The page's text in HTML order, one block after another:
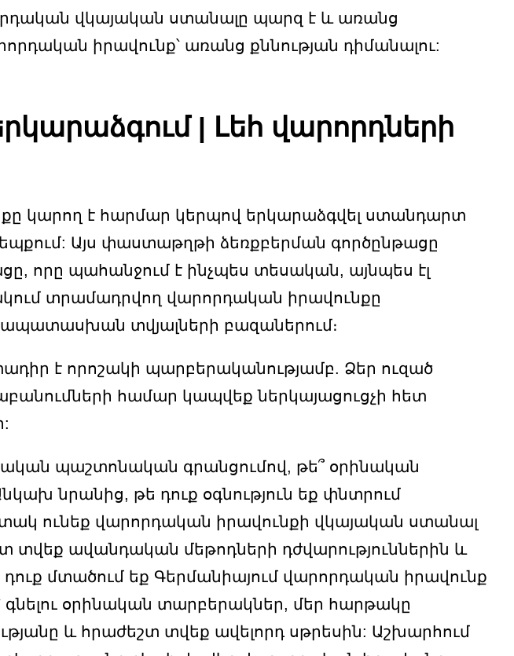
վկայական ստանալը պարզ է և առանց
իրավունք՝ առանց քննության դիմանալու:
| Լեհ վարորդների
կարող է հարմար կերպով երկարաձգվել ստանդարտ
Այս փաստաթղթի ձեռքբերման գործընթացը
որը պահանջում է ինչպես տեսական, այնպես էլ
տրամադրվող վարորդական իրավունքը
տվյալների բազաներում։
է որոշակի պարբերականությամբ. Ձեր ուզած
համար կապվեք ներկայացուցչի հետ
պաշտոնական գրանցումով, թե՞ օրինական
նրանից, թե դուք օգնություն եք փնտրում
ունեք վարորդական իրավունքի վկայական ստանալ
տվեք ավանդական մեթոդների դժվարություններին և
մտածում եք Գերմանիայում վարորդական իրավունք
օրինական տարբերակներ, մեր հարթակը
և հրաժեշտ տվեք ավելորդ սթրեսին: Աշխարհում